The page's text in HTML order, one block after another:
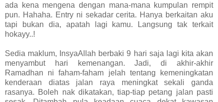
ada kena mengena dengan mana-mana kumpulan rempit
pun. Hahaha. Entry ni sekadar cerita. Hanya berkaitan aku
tapi bukan dia, apatah lagi kamu. Langsung tak terkait
hokayy..!
Sedia maklum, InsyaAllah berbaki 9 hari saja lagi kita akan
menyambut hari kemenangan. Jadi, di akhir-akhir
Ramadhan ni faham-faham jelah tentang kemeningkatan
kenderaan diatas jalan raya meningkat sekali ganda
rasanya. Boleh nak dikatakan, tiap-tiap petang jalan pasti